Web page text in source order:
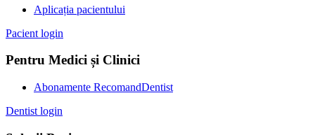
Aplicația pacientului
Pacient login
Pentru Medici și Clinici
Abonamente RecomandDentist
Dentist login